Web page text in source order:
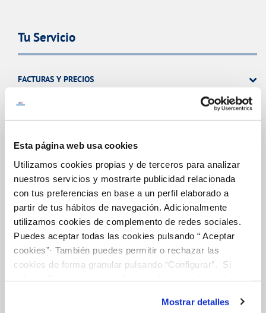
Esta página web usa cookies
Utilizamos cookies propias y de terceros para analizar
nuestros servicios y mostrarte publicidad relacionada
con tus preferencias en base a un perfil elaborado a
partir de tus hábitos de navegación. Adicionalmente
utilizamos cookies de complemento de redes sociales.
Puedes aceptar todas las cookies pulsando “ Aceptar
cookies”· También puedes permitir o rechazar las
cookies de forma granular pulsando “Configurar”. Si
son indispensables para que el sitio web funcione y que
Mostrar detalles
Tu Servicio
FACTURAS Y PRECIOS
COMPROMISO DE SERVICIO
Tu Agua
NUESTRO PAPEL EN EL CICLO URBANO
CALIDAD
CUIDADOS DEL AGUA